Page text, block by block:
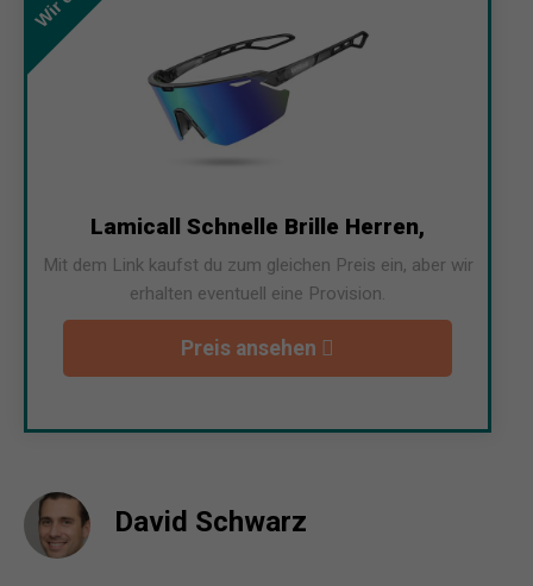
Lamicall Schnelle Brille Herren,
Mit dem Link kaufst du zum gleichen Preis ein, aber wir
erhalten eventuell eine Provision.
Preis ansehen
David Schwarz